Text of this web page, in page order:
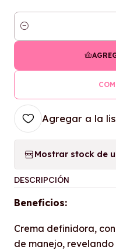
Cantidad
Agregar a la
Mostrar stock de
DESCRIPCIÓN
Beneficios:
Crema definidora,
de manejo,